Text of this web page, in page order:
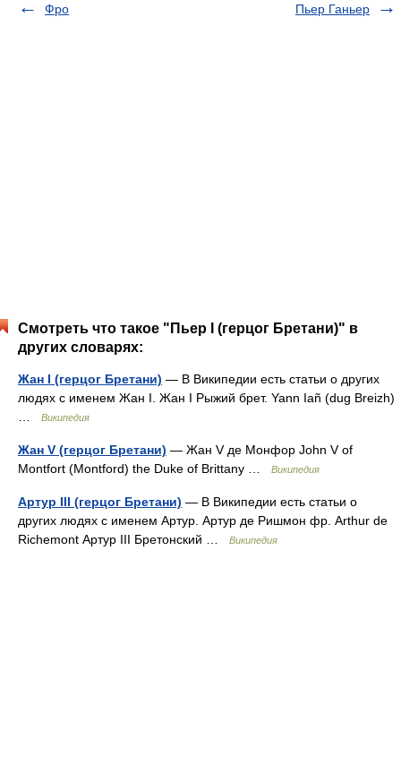
Фро
Пьер Ганьер
Смотреть что такое "Пьер I (герцог Бретани)" в
других словарях:
Жан I (герцог Бретани) — В Википедии есть статьи о других
людях с именем Жан I. Жан I Рыжий брет. Yann Iañ (dug Breizh)
Википедия
Жан V (герцог Бретани) — Жан V де Монфор John V of
Montfort (Montford) the Duke of Brittany …
Википедия
Артур III (герцог Бретани) — В Википедии есть статьи о
других людях с именем Артур. Артур де Ришмон фр. Arthur de
Richemont Артур III Бретонский …
Википедия